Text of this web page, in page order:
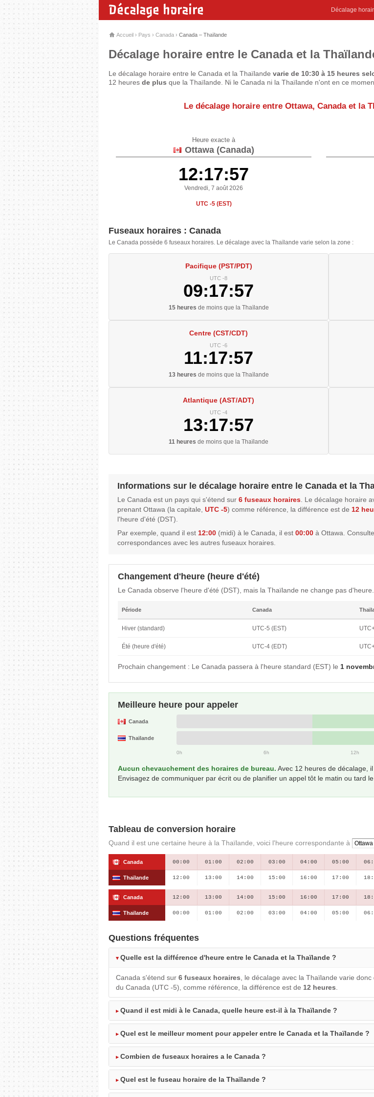
Décalage horaire Décalage
Accueil › Pays › Canada › Canada – Thaïlande
Décalage horaire entre le Canada et la
Le décalage horaire entre le Canada et la Thaïlande varie de 10:30 à 15 heures
12 heures de plus que la Thaïlande. Ni le Canada ni la Thaïlande n'ont en ce
Le décalage horaire entre Ottawa, Canada et la
Heure exacte à
Ottawa (Canada)
12:17:58
Vendredi, 7 août 2026
UTC -5 (EST)
Fuseaux horaires : Canada
Le Canada possède 6 fuseaux horaires. Le décalage avec la Thaïlande varie selon la zone :
Pacifique (PST/PDT)
UTC -8
09:17:58
15 heures de moins que la Thaïlande
Centre (CST/CDT)
UTC -6
11:17:58
13 heures de moins que la Thaïlande
Atlantique (AST/ADT)
UTC -4
13:17:58
11 heures de moins que la Thaïlande
Informations sur le décalage horaire entre le Canada et la
Le Canada est un pays qui s'étend sur 6 fuseaux horaires . Le décalage horaire
prenant Ottawa (la capitale, UTC -5) comme référence, la différence est de 12
l'heure d'été (DST).
Par exemple, quand il est 12:00 (midi) à le Canada, il est 00:00 à Ottawa.
correspondances avec les autres fuseaux horaires.
Changement d'heure (heure d'été)
Le Canada observe l'heure d'été (DST), mais la Thaïlande ne change pas
Période Canada
Hiver (standard) UTC-5 (EST)
Été (heure d'été) UTC-4 (EDT)
Prochain changement : Le Canada passera à l'heure standard (EST) le 1
Meilleure heure pour appeler
Canada
Thaïlande
0h 6h 12h
Aucun chevauchement des horaires de bureau. Avec 12 heures de décalage,
Envisagez de communiquer par écrit ou de planifier un appel tôt le matin ou tard le
Tableau de conversion horaire
Quand il est une certaine heure à la Thaïlande, voici l'heure correspondante à
Canada 00:00 01:00 02:00 03:00 04:00 05:00
Thaïlande 12:00 13:00 14:00 15:00 16:00 17:00
Canada 12:00 13:00 14:00 15:00 16:00 17:00
Thaïlande 00:00 01:00 02:00 03:00 04:00 05:00
Questions fréquentes
Quelle est la différence d'heure entre le Canada et la Thaïlande ?
Canada s'étend sur 6 fuseaux horaires , le décalage avec la Thaïlande varie donc
du Canada (UTC -5), comme référence, la différence est de 12 heures
Quand il est midi à le Canada, quelle heure est-il à la Thaïlande ?
Quel est le meilleur moment pour appeler entre le Canada et la Thaïlande ?
Combien de fuseaux horaires a le Canada ?
Quel est le fuseau horaire de la Thaïlande ?